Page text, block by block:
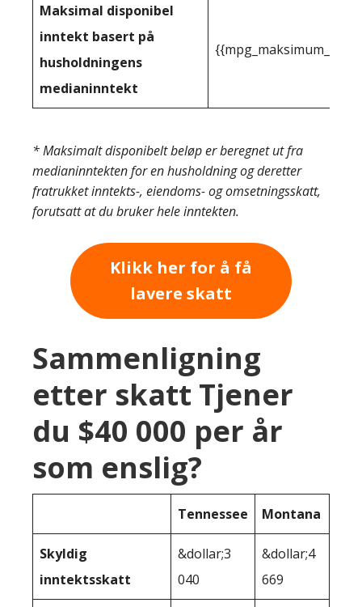
Maksimal disponibel
inntekt basert på
husholdningens
medianinntekt
* Maksimalt disponibelt beløp er beregnet ut fra
medianinntekten for en husholdning og deretter
fratrukket inntekts-, eiendoms- og omsetningsskatt,
forutsatt at du bruker hele inntekten.
Klikk her for å få
lavere skatt
Sammenligning
etter skatt Tjener
du $40 000 per år
som enslig?
Tennessee Montana
Skyldig
inntektsskatt
&dollar;3
040
&dollar;4
669